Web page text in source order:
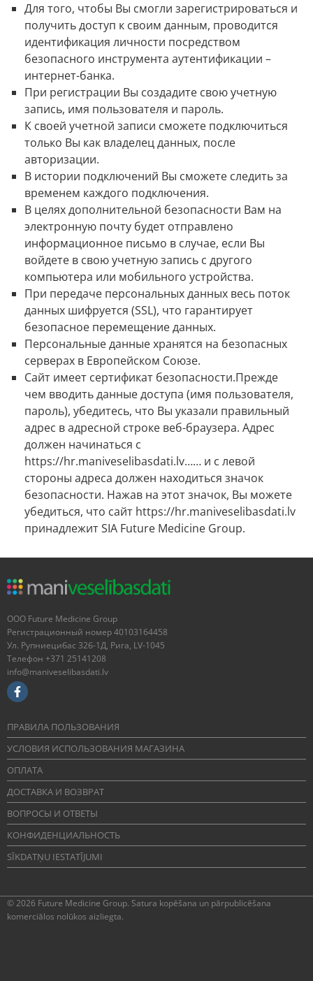
Для того, чтобы Вы смогли зарегистрироваться и
получить доступ к своим данным, проводится
идентификация личности посредством
безопасного инструмента аутентификации –
интернет-банка.
При регистрации Вы создадите свою учетную
запись, имя пользователя и пароль.
К своей учетной записи сможете подключиться
только Вы как владелец данных, после
авторизации.
В истории подключений Вы сможете следить за
временем каждого подключения.
В целях дополнительной безопасности Вам на
электронную почту будет отправлено
информационное письмо в случае, если Вы
войдете в свою учетную запись с другого
компьютера или мобильного устройства.
При передаче персональных данных весь поток
данных шифруется (SSL), что гарантирует
безопасное перемещение данных.
Персональные данные хранятся на безопасных
серверах в Европейском Союзе.
Сайт имеет сертификат безопасности.Прежде
чем вводить данные доступа (имя пользователя,
пароль), убедитесь, что Вы указали правильный
адрес в адресной строке веб-браузера. Адрес
должен начинаться с
https://hr.maniveselibasdati.lv…… и с левой
стороны адреса должен находиться значок
безопасности. Нажав на этот значок, Вы можете
убедиться, что сайт https://hr.maniveselibasdati.lv
принадлежит SIA Future Medicine Group.
OOO Future Medicine Group
Регистрационный номер 40103164458
Ул. Рупниецибас 32б-1Д, Рига, LV-1045
Телефон +371 25141208
info@maniveselibasdati.lv
ПРАВИЛА ПОЛЬЗОВАНИЯ
УСЛОВИЯ ИСПОЛЬЗОВАНИЯ МАГАЗИНА
ОПЛАТА
ДОСТАВКА И ВОЗВРАТ
ВОПРОСЫ И ОТВЕТЫ
КОНФИДЕНЦИАЛЬНОСТЬ
SĪKDATŅU IESTATĪJUMI
© 2026 Future Medicine Group. Satura kopēšana un pārpublicēšana
komerciālos nolūkos aizliegta.